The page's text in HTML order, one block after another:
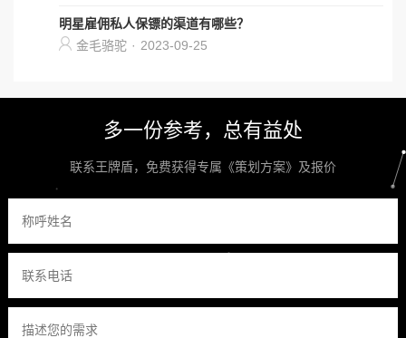
明星雇佣私人保镖的渠道有哪些？
金毛骆驼 · 2023-09-25
多一份参考，总有益处
联系王牌盾，免费获得专属《策划方案》及报价